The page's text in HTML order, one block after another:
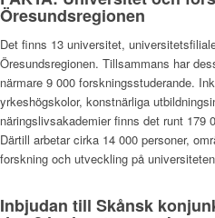
Öresundsregionen
Det finns 13 universitet,
Öresundsregionen. Tillsammans har
närmare 9 000 forskningsstuderande.
yrkeshögskolor, konstnärliga
näringslivsakademier finns det runt 179
Därtill arbetar cirka 14 000 personer,
forskning och utveckling på
Inbjudan till Skånsk